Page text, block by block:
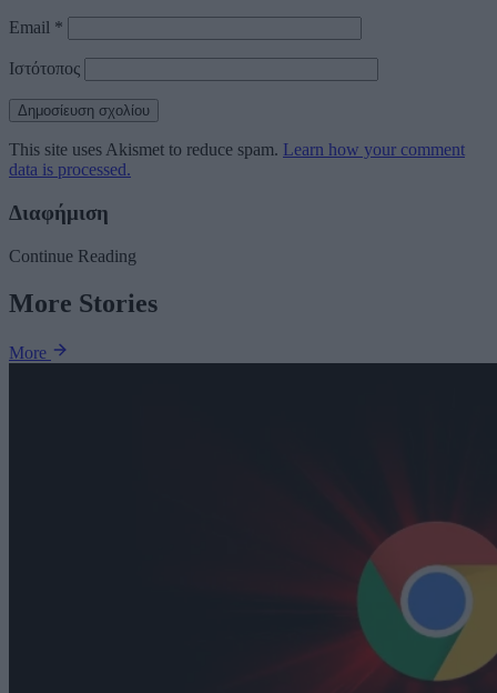
Email *
Ιστότοπος
This site uses Akismet to reduce spam. Learn how your comment
data is processed.
Διαφήμιση
Continue Reading
More Stories
More